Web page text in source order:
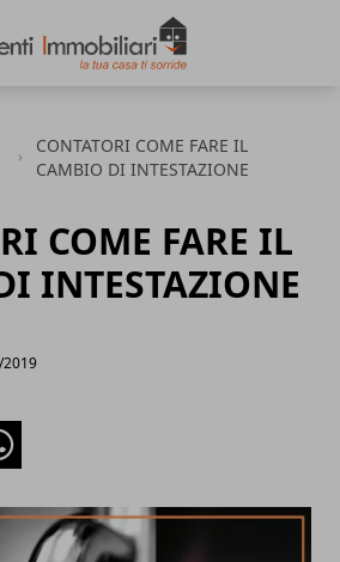
CONTATORI COME FARE IL
CAMBIO DI INTESTAZIONE
COME FARE IL
INTESTAZIONE